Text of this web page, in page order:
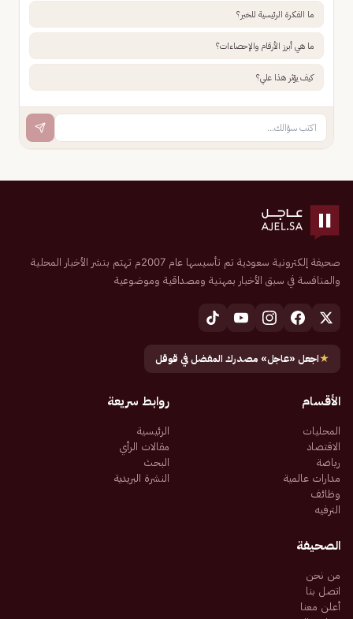
ما الفكرة الرئيسية للخبر؟
ما هي أبرز الأرقام والإحصاءات؟
كيف يؤثر هذا علي؟
صحيفة إلكترونية سعودية تم تأسيسها عام 2007م تهتم بنشر الأخبار المحلية
والمنافسة في سبق الأخبار بمهنية ومصداقية وموضوعية
★اجعل «عاجل» مصدرك المفضل في قوقل
الأقسام
المحليات
الاقتصاد
رياضة
مدارات عالمية
وظائف
الترفيه
روابط سريعة
الرئيسية
مقالات الرأي
البحث
النشرة البريدية
الصحيفة
من نحن
اتصل بنا
أعلن معنا